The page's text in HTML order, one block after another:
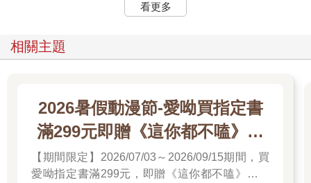
看更多
相關主題
2026暑假動漫節-愛呦買指定書
滿299元即贈《這你都不嗑》文
件夾
【期間限定】2026/07/03～2026/09/15期間，買
愛呦指定書滿299元，即贈《這你都不嗑》文件